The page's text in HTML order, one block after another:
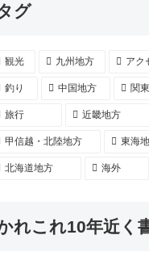
グ
観光 九州地方 アク
釣り 中国地方 関
旅行 近畿地方
甲信越・北陸地方 東海
北海道地方 海外
れこれ10年近く